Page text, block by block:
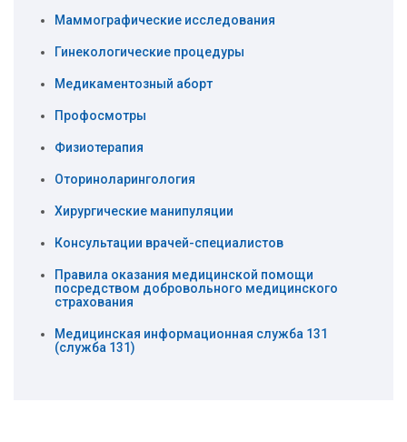
Маммографические исcледования
Гинекологические процедуры
Медикаментозный аборт
Профосмотры
Физиотерапия
Оториноларингология
Хирургические манипуляции
Консультации врачей-специалистов
Правила оказания медицинской помощи
посредством добровольного медицинского
страхования
Медицинская информационная служба 131
(служба 131)